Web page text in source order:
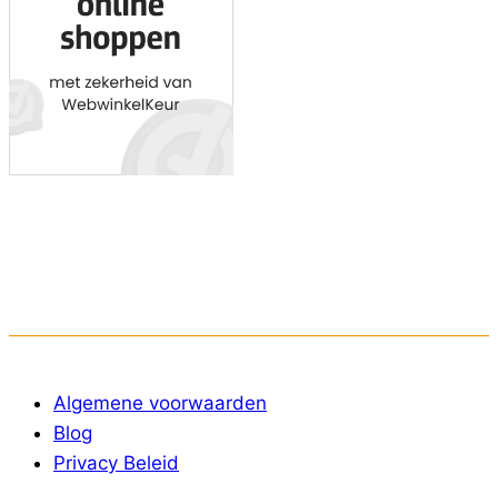
Algemene voorwaarden
Blog
Privacy Beleid